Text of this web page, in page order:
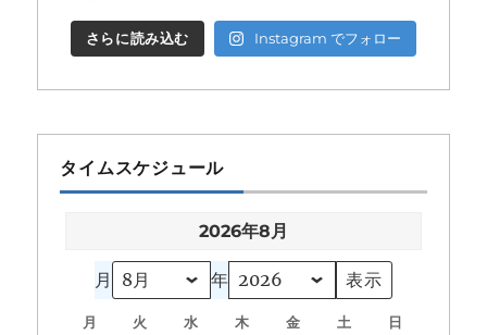
さらに読み込む Instagram でフォロー
タイムスケジュール
2026年8月
月 年
月 火 水 木 金 土 日